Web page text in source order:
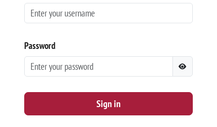
Password
Sign in